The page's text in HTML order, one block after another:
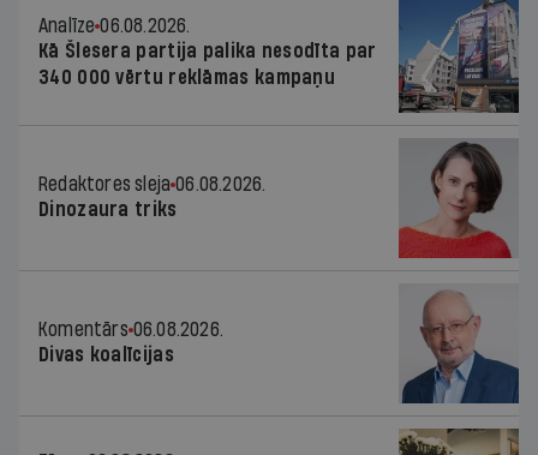
Analīze 06.08.2026.
Kā Šlesera partija palika nesodīta par
340 000 vērtu reklāmas kampaņu
Redaktores sleja 06.08.2026.
Dinozaura triks
Komentārs 06.08.2026.
Divas koalīcijas